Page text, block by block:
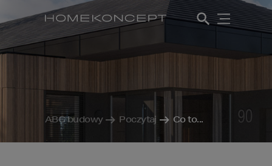
ABC budowy Poczytaj Co to...